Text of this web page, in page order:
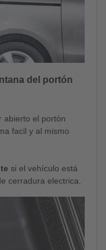
del portón
abierto el portón
facil y al mismo
si el vehículo está
cerradura electrica.